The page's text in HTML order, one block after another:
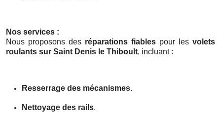
Nos services :
Nous proposons des réparations fiables pour les volets
roulants sur Saint Denis le Thiboult, incluant :
Resserrage des mécanismes.
Nettoyage des rails.